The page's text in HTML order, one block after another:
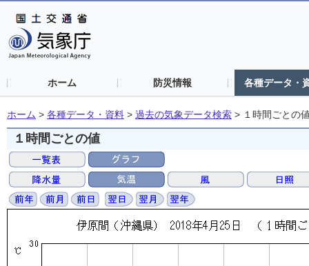
ホーム 防災情報 各種データ・
ホーム > 各種データ・資料 > 過去の気象データ検索 > １時間ごとの
１時間ごとの値